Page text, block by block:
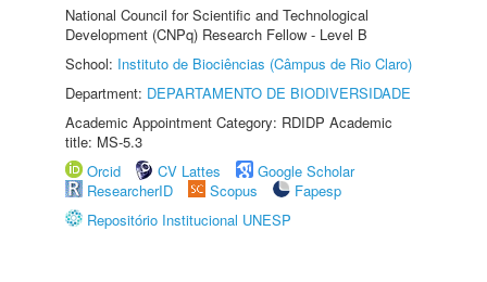
National Council for Scientific and Technological
Development (CNPq) Research Fellow - Level B
School: Instituto de Biociências (Câmpus de Rio Claro)
Department: DEPARTAMENTO DE BIODIVERSIDADE
Academic Appointment Category: RDIDP Academic
title: MS-5.3
Orcid
CV Lattes
Google Scholar
ResearcherID
Scopus
Fapesp
Repositório Institucional UNESP